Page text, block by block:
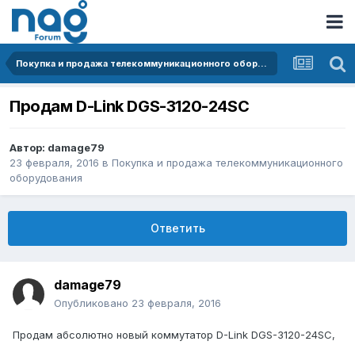
Покупка и продажа телекоммуникационного оборудования
Продам D-Link DGS-3120-24SC
Автор: damage79
23 февраля, 2016 в Покупка и продажа телекоммуникационного
оборудования
Ответить
damage79
Опубликовано 23 февраля, 2016
Продам абсолютно новый коммутатор D-Link DGS-3120-24SC,